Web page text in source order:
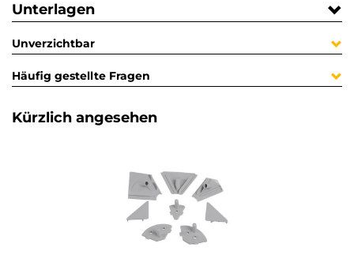
Unterlagen
Unverzichtbar
Häufig gestellte Fragen
Kürzlich angesehen